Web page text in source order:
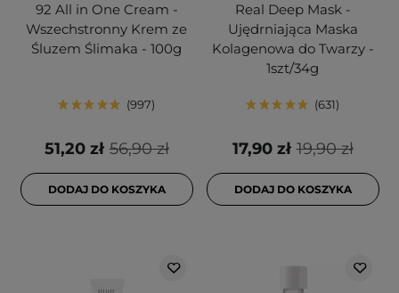
92 All in One Cream -
Wszechstronny Krem ze
Śluzem Ślimaka - 100g
997
56,90 zł
51,20 zł
DODAJ DO KOSZYKA
Real Deep Mask -
Ujędrniająca Maska
Kolagenowa do Twarzy -
1szt/34g
631
19,90 zł
17,90 zł
DODAJ DO KOSZYKA